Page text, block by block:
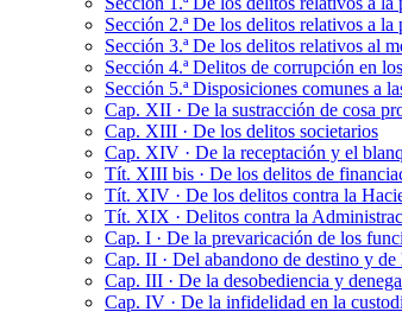
Sección 2.ª De los delitos relativos a
Sección 3.ª De los delitos relativos al
Sección 4.ª Delitos de corrupción en
Sección 5.ª Disposiciones comunes a
Cap. XII · De la sustracción de cosa
Cap. XIII · De los delitos societarios
Cap. XIV · De la receptación y el
Tít. XIII bis · De los delitos de
Tít. XIV · De los delitos contra la
Tít. XIX · Delitos contra la
Cap. I · De la prevaricación de los
Cap. II · Del abandono de destino y
Cap. III · De la desobediencia y
Cap. IV · De la infidelidad en la